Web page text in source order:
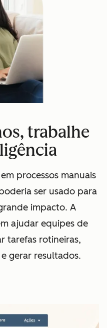
trabalhe
processos manuais
ser usado para
impacto. A
ajudar equipes de
tarefas rotineiras,
gerar resultados.